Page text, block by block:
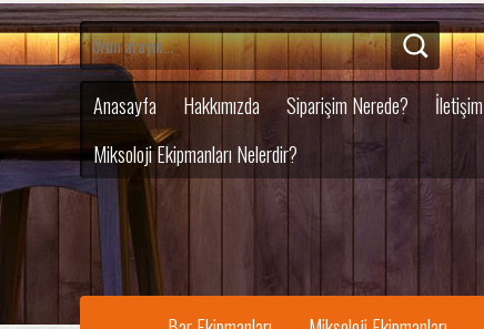
Anasayfa Hakkımızda Siparişim Nerede?
İletişim
Miksoloji Ekipmanları Nelerdir?